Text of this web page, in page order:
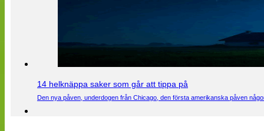
14 helknäppa saker som går att tippa på
Den nya påven, underdogen från Chicago, den första amerikanska påven